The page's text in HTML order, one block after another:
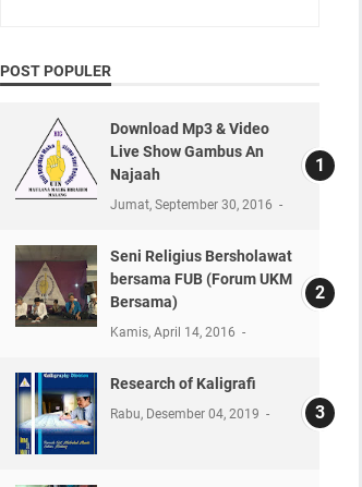
POST POPULER
Download Mp3 & Video
Live Show Gambus An
Najaah
Jumat, September 30, 2016
Seni Religius Bersholawat
bersama FUB (Forum UKM
Bersama)
Kamis, April 14, 2016
Research of Kaligrafi
Rabu, Desember 04, 2019